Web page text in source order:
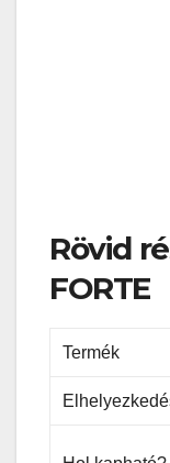
Rövid
FORTE
Termék